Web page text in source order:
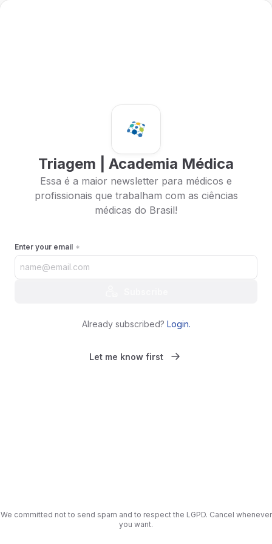
Triagem | Academia Médica
Essa é a maior newsletter para médicos e
profissionais que trabalham com as ciências
médicas do Brasil!
Enter your email
Already subscribed? Login.
Let me know first
We committed not to send spam and to respect the LGPD. Cancel whenever
you want.